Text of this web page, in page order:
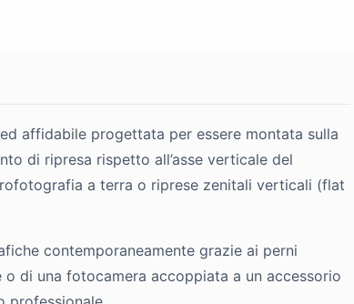
affidabile progettata per essere montata sulla
di ripresa rispetto all’asse verticale del
a terra o riprese zenitali verticali (flat
contemporaneamente grazie ai perni
di una fotocamera accoppiata a un accessorio